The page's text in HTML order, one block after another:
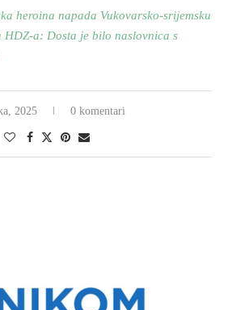
heroina napada Vukovarsko-srijemsku
HDZ-a: Dosta je bilo naslovnica s
2025 0 komentari